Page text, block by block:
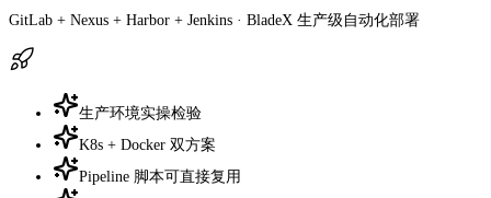
GitLab + Nexus + Harbor + Jenkins · BladeX 生产级自动化部署
生产环境实操检验
K8s + Docker 双方案
Pipeline 脚本可直接复用